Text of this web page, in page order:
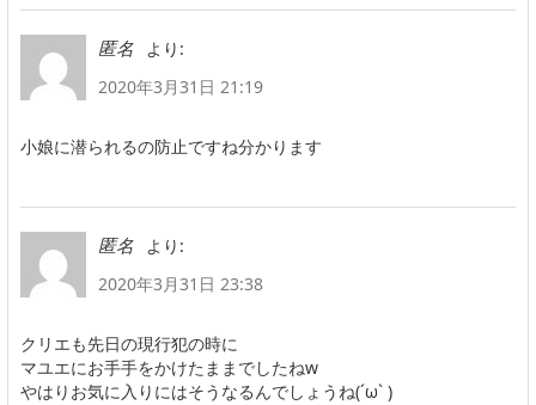
匿名
より:
2020年3月31日 21:19
小娘に潜られるの防止ですね分かります
匿名
より:
2020年3月31日 23:38
クリエも先日の現行犯の時に
マユエにお手手をかけたままでしたねw
やはりお気に入りにはそうなるんでしょうね(´ω` )